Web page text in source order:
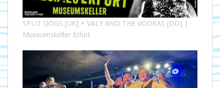
SPLIT DOGS [UK] + VALY AND THE VODKAS [DD] |
Museumskeller Erfurt